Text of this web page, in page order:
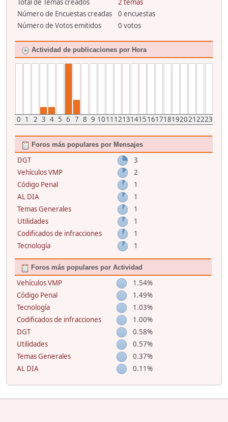
Total de Temas creados
2 temas
Número de Encuestas creadas
0 encuestas
Número de Votos emitidos
0 votos
Actividad de publicaciones por Hora
0 1 2 3 4 5 6 7 8 9 1011 121314151617181920212223
Foros más populares por Mensajes
DGT
3
Vehículos VMP
2
Código Penal
1
AL DIA
1
Temas Generales
1
Utilidades
1
Codificados de infracciones
1
Tecnología
1
Foros más populares por Actividad
Vehículos VMP
1.54%
Código Penal
1.49%
Tecnología
1.03%
Codificados de infracciones
1.00%
DGT
0.58%
Utilidades
0.57%
Temas Generales
0.37%
AL DIA
0.11%